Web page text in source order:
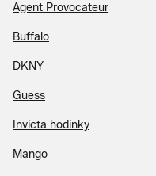
Agent Provocateur
Buffalo
DKNY
Guess
Invicta hodinky
Mango